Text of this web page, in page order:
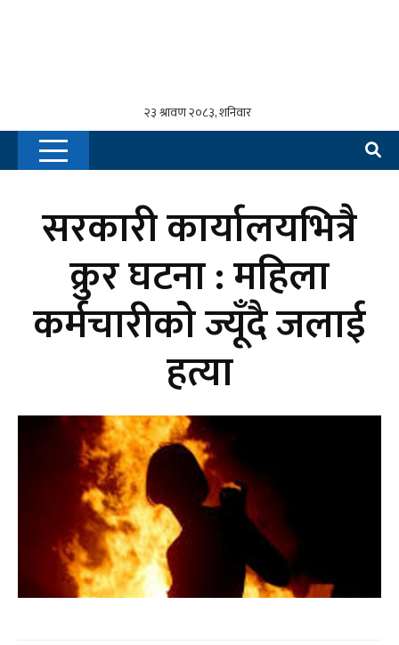
सरकारी कार्यालयभित्रै
क्रुर घटना : महिला
कर्मचारीकाे ज्यूँदै जलाई
हत्या